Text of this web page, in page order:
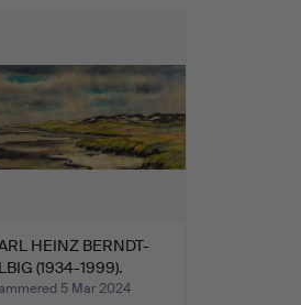
HEINZ BERNDT-
(1934-1999).
5 Mar 2024